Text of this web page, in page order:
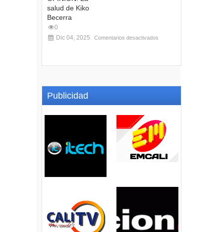
salud de Kiko
Becerra
0
Dic 04, 2025
Comentarios desactivados
Publicidad